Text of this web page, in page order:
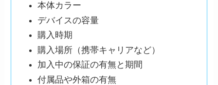
本体カラー
デバイスの容量
購入時期
購入場所（携帯キャリアなど）
加入中の保証の有無と期間
付属品や外箱の有無